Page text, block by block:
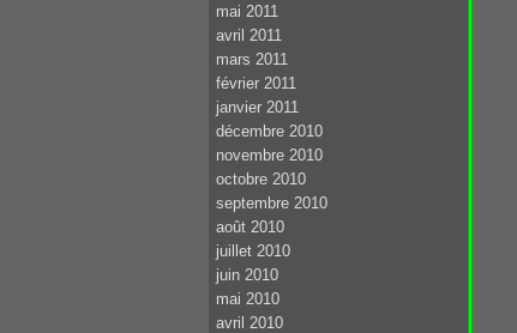
mai 2011
avril 2011
mars 2011
février 2011
janvier 2011
décembre 2010
novembre 2010
octobre 2010
septembre 2010
août 2010
juillet 2010
juin 2010
mai 2010
avril 2010